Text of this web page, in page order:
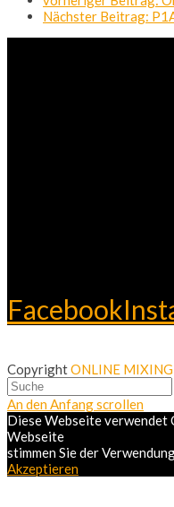
Nächster Beitrag:
Facebook
CopyrightONLINE MIXING
An den Anfang scrollen
Diese Webseite verwendet
Webseite
stimmen Sie der
Akzeptieren